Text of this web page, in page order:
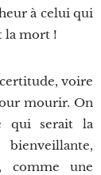
à celui qui
la mort !
voire
mourir. On
qui serait la
comme une